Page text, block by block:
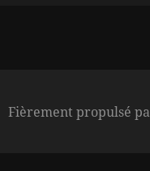
Fièrement propulsé